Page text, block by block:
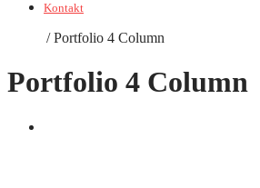
Kontakt
/Portfolio 4 Column
Portfolio 4 Column